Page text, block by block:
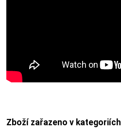
Zboží zařazeno v kategoriích